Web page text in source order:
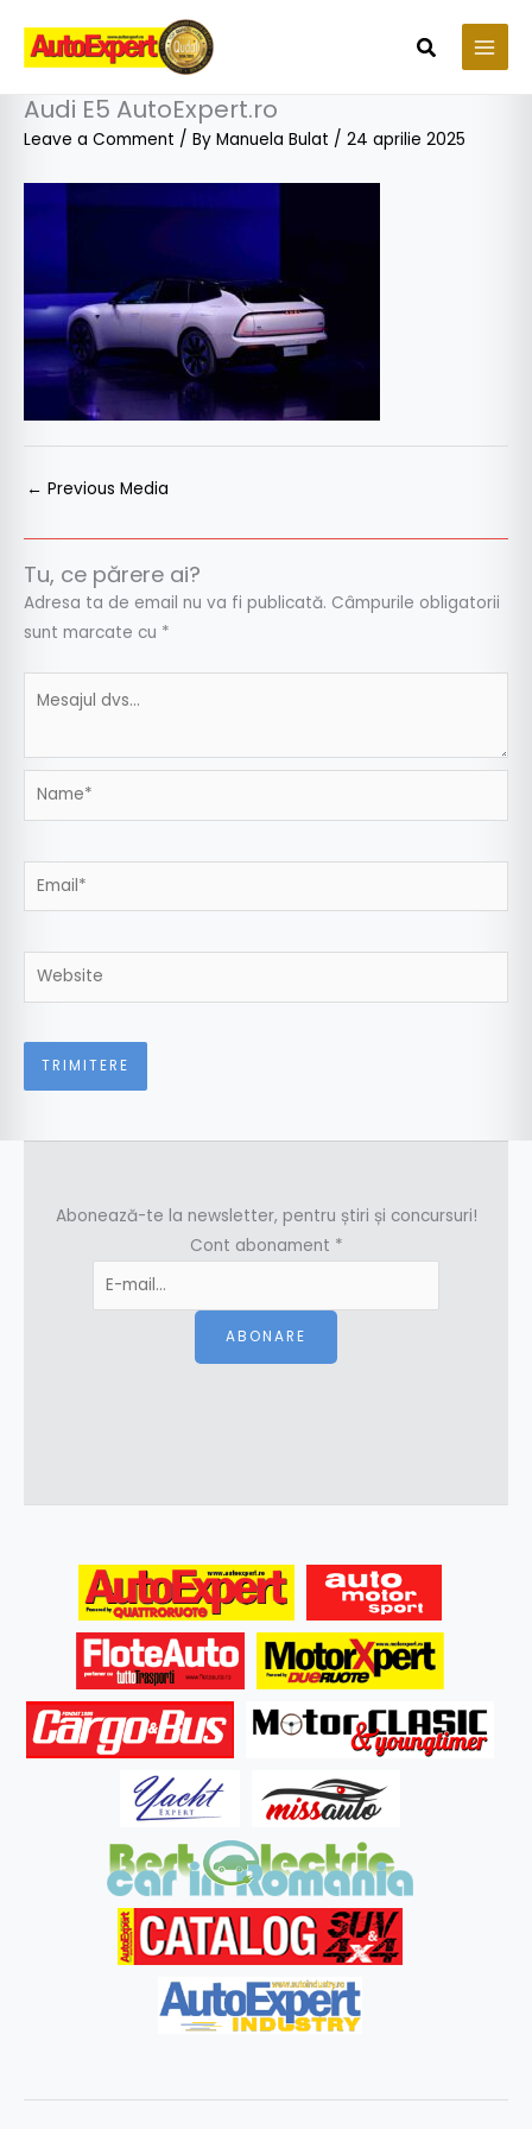
content
Search
Audi E5 AutoExpert.ro
Leave a Comment / By Manuela Bulat / 24 aprilie 2025
← Previous Media
Tu, ce părere ai?
Adresa ta de email nu va fi publicată. Câmpurile obligatorii
sunt marcate cu *
Name*
Email*
Website
Abonează-te la newsletter, pentru știri și concursuri!
Cont abonament *
ABONARE